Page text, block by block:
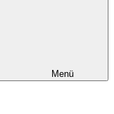
Menü